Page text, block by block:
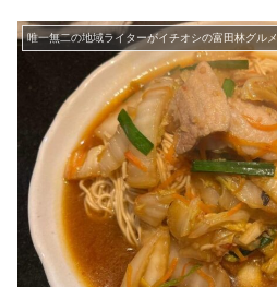
唯一無二の地域ライターがイチオシの富田林グルメ